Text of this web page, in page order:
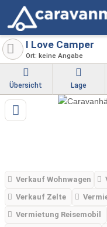
I Love Camper
Ort: keine Angabe
Übersicht Lage
Verkauf Wohnwagen
Verkauf Zelte
Vermietung Reisemobil